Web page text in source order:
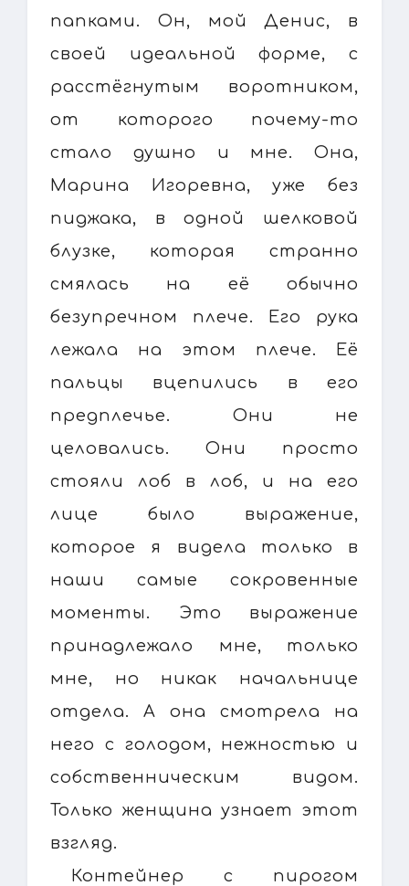
папками. Он, мой Денис, в
своей идеальной форме, с
расстёгнутым воротником,
от которого почему-то
стало душно и мне. Она,
Марина Игоревна, уже без
пиджака, в одной шелковой
блузке, которая странно
смялась на её обычно
безупречном плече. Его рука
лежала на этом плече. Её
пальцы вцепились в его
предплечье. Они не
целовались. Они просто
стояли лоб в лоб, и на его
лице было выражение,
которое я видела только в
наши самые сокровенные
моменты. Это выражение
принадлежало мне, только
мне, но никак начальнице
отдела. А она смотрела на
него с голодом, нежностью и
собственническим видом.
Только женщина узнает этот
взгляд.
Контейнер с пирогом